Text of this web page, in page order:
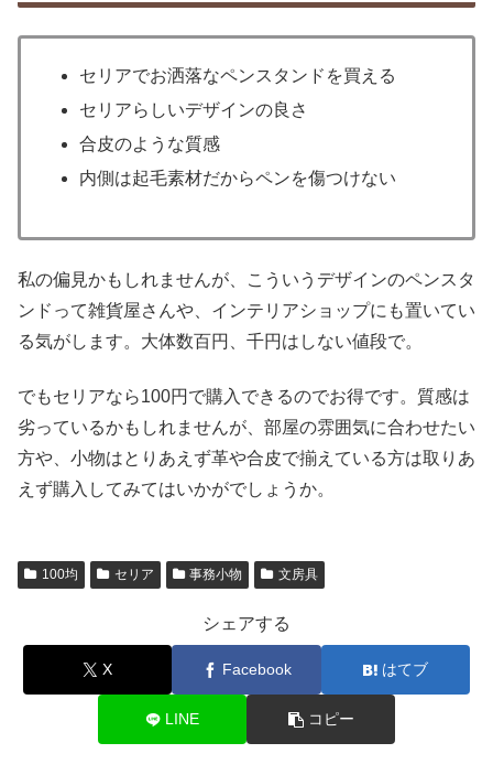
セリアでお洒落なペンスタンドを買える
セリアらしいデザインの良さ
合皮のような質感
内側は起毛素材だからペンを傷つけない
私の偏見かもしれませんが、こういうデザインのペンスタ
ンドって雑貨屋さんや、インテリアショップにも置いてい
る気がします。大体数百円、千円はしない値段で。
でもセリアなら100円で購入できるのでお得です。質感は
劣っているかもしれませんが、部屋の雰囲気に合わせたい
方や、小物はとりあえず革や合皮で揃えている方は取りあ
えず購入してみてはいかがでしょうか。
100均 セリア 事務小物 文房具
シェアする
X Facebook はてブ
LINE コピー